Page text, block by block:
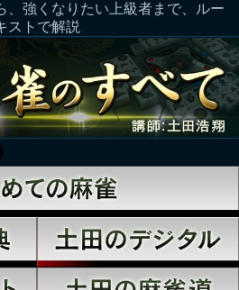
、強くなりたい上級者まで、ルー
ストで解説